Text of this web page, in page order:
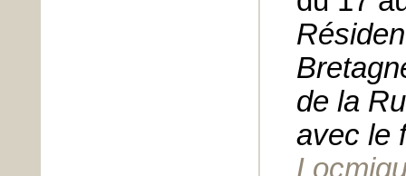
de la
avec le